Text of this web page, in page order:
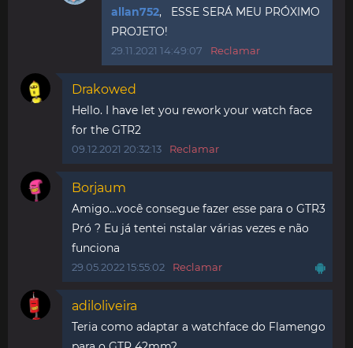
allan752, ESSE SERÁ MEU PRÓXIMO
PROJETO!
29.11.2021 14:49:07 Reclamar
Drakowed
Hello. I have let you rework your watch face
for the GTR2
09.12.2021 20:32:13 Reclamar
Borjaum
Amigo...você consegue fazer esse para o GTR3
Pró ? Eu já tentei nstalar várias vezes e não
funciona
29.05.2022 15:55:02 Reclamar
adiloliveira
Teria como adaptar a watchface do Flamengo